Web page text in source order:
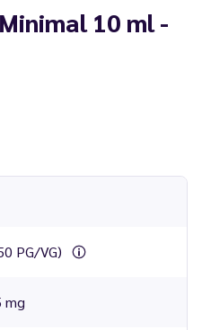
10 ml -
PG/VG)
mg